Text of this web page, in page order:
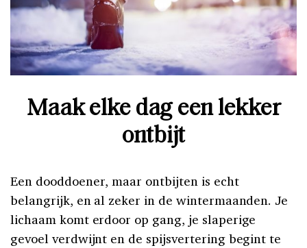
Maak elke dag een lekker
ontbijt
Een dooddoener, maar ontbijten is echt
belangrijk, en al zeker in de wintermaanden. Je
lichaam komt erdoor op gang, je slaperige
gevoel verdwijnt en de spijsvertering begint te